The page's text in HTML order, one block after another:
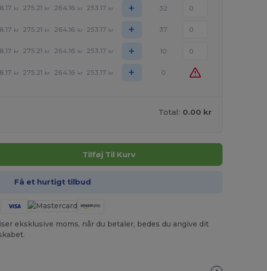
kr 275.21 kr 264.16 kr 253.17 kr + 32
kr 275.21 kr 264.16 kr 253.17 kr + 37
kr 275.21 kr 264.16 kr 253.17 kr + 10
kr 275.21 kr 264.16 kr 253.17 kr + 0
Total: 0.00 kr
Tilføj Til Kurv
Få et hurtigt tilbud
eksklusive moms, når du betaler, bedes du angive dit